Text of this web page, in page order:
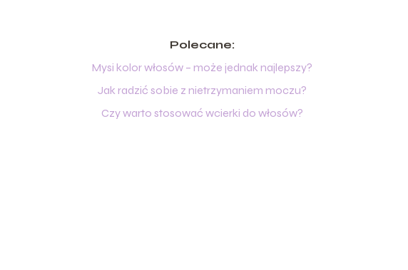
Polecane:
Mysi kolor włosów – może jednak najlepszy?
Jak radzić sobie z nietrzymaniem moczu?
Czy warto stosować wcierki do włosów?